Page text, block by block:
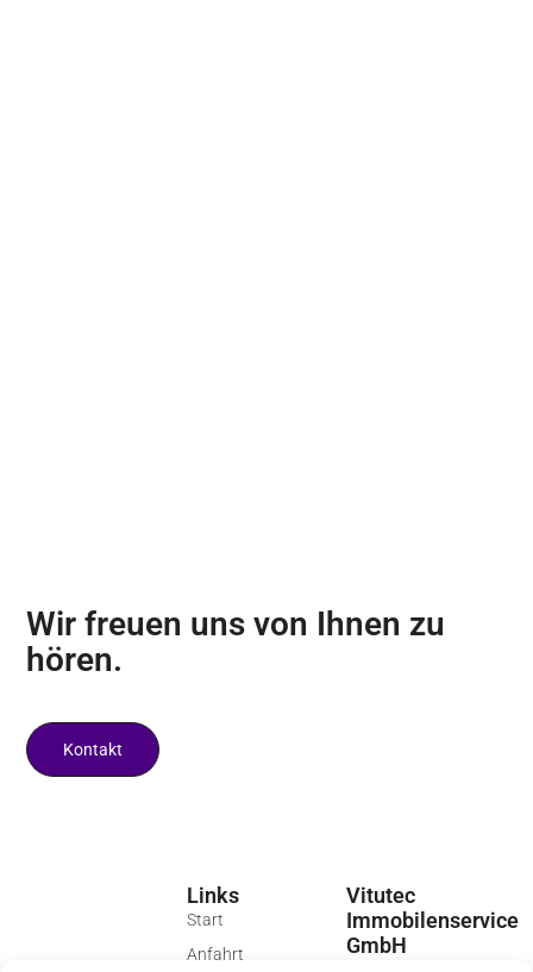
Wir freuen uns von Ihnen zu
hören.
Kontakt
Links
Start
Anfahrt
Vitutec
Immobilenservice
GmbH